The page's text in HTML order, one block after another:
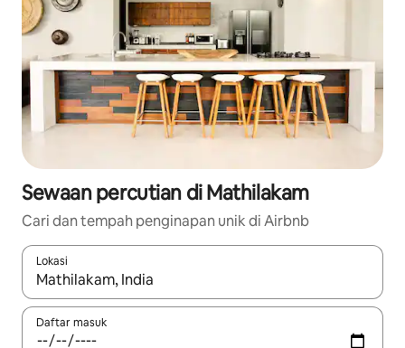
Sewaan percutian di Mathilakam
Cari dan tempah penginapan unik di Airbnb
Lokasi
Apabila hasil tersedia, navigasi dengan kekunci anak panah
Daftar masuk